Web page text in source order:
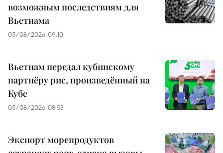
возможным последствиям для
Вьетнама
05/08/2026 09:10
Вьетнам передал кубинскому
партнёру рис, произведённый на
Кубе
05/08/2026 08:53
Экспорт морепродуктов